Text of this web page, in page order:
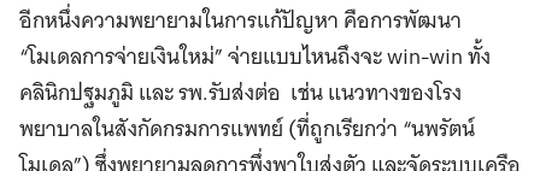
อีกหนึ่งความพยายามในการแก้ปัญหา คือการพัฒนา
“โมเดลการจ่ายเงินใหม่” จ่ายแบบไหนถึงจะ win-win ทั้ง
คลินิกปฐมภูมิ และ รพ.รับส่งต่อ เช่น แนวทางของโรง
พยาบาลในสังกัดกรมการแพทย์ (ที่ถูกเรียกว่า “นพรัตน์